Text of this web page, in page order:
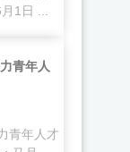
1日 ...
青年人
青年人才